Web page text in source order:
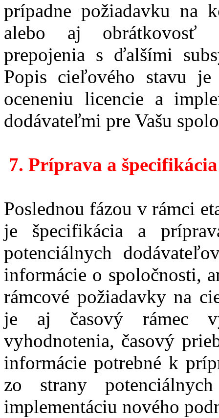
prípadne požiadavku na
alebo aj obrátkovosť
prepojenia s ďalšími
Popis cieľového stavu
oceneniu licencie a
dodávateľmi pre Vašu
7. Príprava a
Poslednou fázou v rámci
je špecifikácia a
potenciálnych
informácie o spoločnosti,
rámcové požiadavky na
je aj časový rámec
vyhodnotenia, časový
informácie potrebné k
zo strany
implementáciu nového